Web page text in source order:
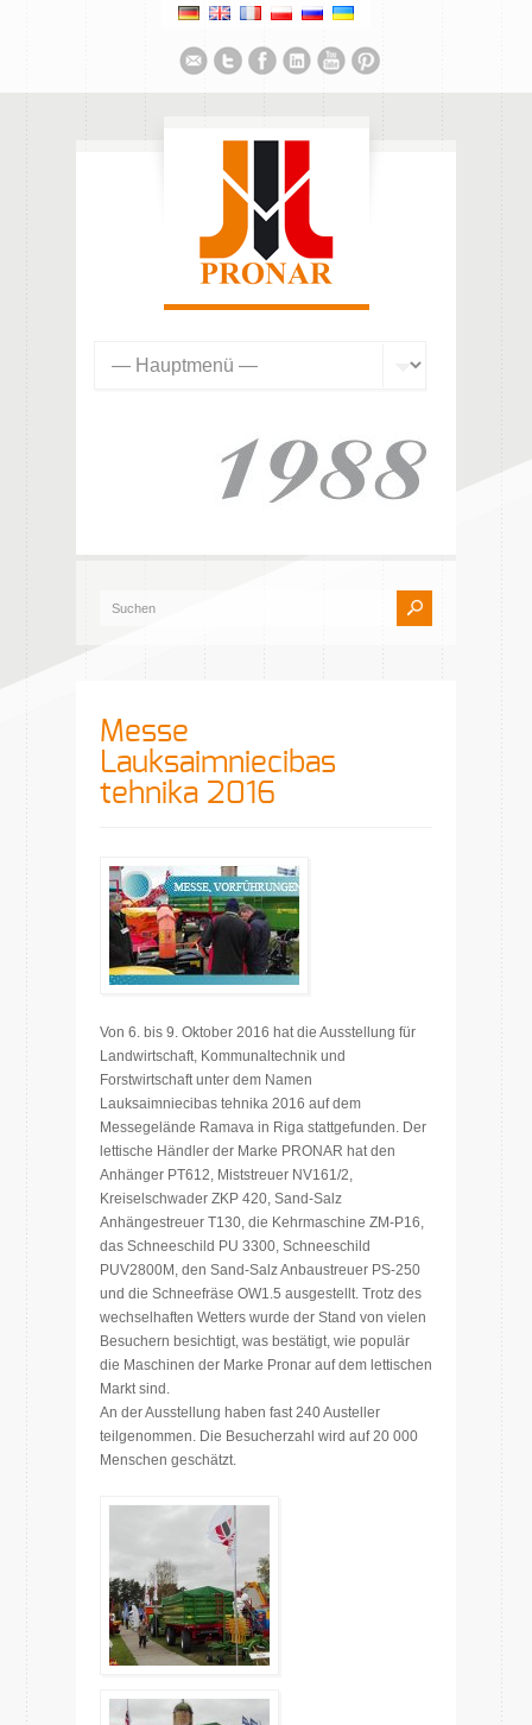
Messe
Lauksaimniecibas
tehnika 2016
Von 6. bis 9. Oktober 2016 hat die Ausstellung für
Landwirtschaft, Kommunaltechnik und
Forstwirtschaft unter dem Namen
Lauksaimniecibas tehnika 2016 auf dem
Messegelände Ramava in Riga stattgefunden. Der
lettische Händler der Marke PRONAR hat den
Anhänger PT612, Miststreuer NV161/2,
Kreiselschwader ZKP 420, Sand-Salz
Anhängestreuer T130, die Kehrmaschine ZM-P16,
das Schneeschild PU 3300, Schneeschild
PUV2800M, den Sand-Salz Anbaustreuer PS-250
und die Schneefräse OW1.5 ausgestellt. Trotz des
wechselhaften Wetters wurde der Stand von vielen
Besuchern besichtigt, was bestätigt, wie populär
die Maschinen der Marke Pronar auf dem lettischen
Markt sind.
An der Ausstellung haben fast 240 Austeller
teilgenommen. Die Besucherzahl wird auf 20 000
Menschen geschätzt.